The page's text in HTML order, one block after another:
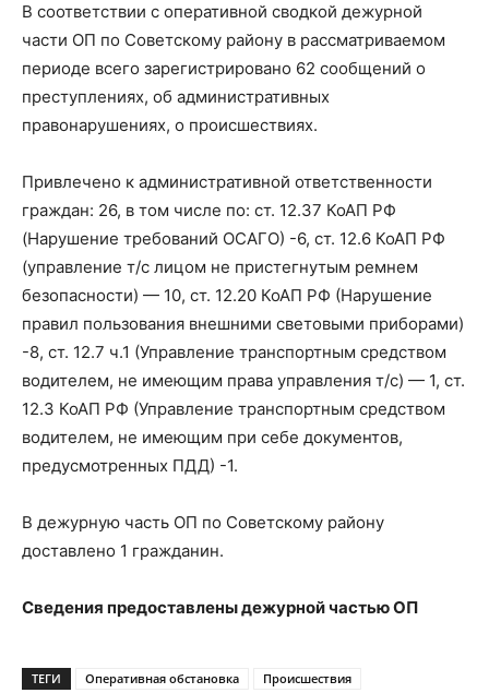
В соответствии с оперативной сводкой дежурной
части ОП по Советскому району в рассматриваемом
периоде всего зарегистрировано 62 сообщений о
преступлениях, об административных
правонарушениях, о происшествиях.
Привлечено к административной ответственности
граждан: 26, в том числе по: ст. 12.37 КоАП РФ
(Нарушение требований ОСАГО) -6, ст. 12.6 КоАП РФ
(управление т/с лицом не пристегнутым ремнем
безопасности) — 10, ст. 12.20 КоАП РФ (Нарушение
правил пользования внешними световыми приборами)
-8, ст. 12.7 ч.1 (Управление транспортным средством
водителем, не имеющим права управления т/с) — 1, ст.
12.3 КоАП РФ (Управление транспортным средством
водителем, не имеющим при себе документов,
предусмотренных ПДД) -1.
В дежурную часть ОП по Советскому району
доставлено 1 гражданин.
Сведения предоставлены дежурной частью ОП
ТЕГИ Оперативная обстановка
Происшествия